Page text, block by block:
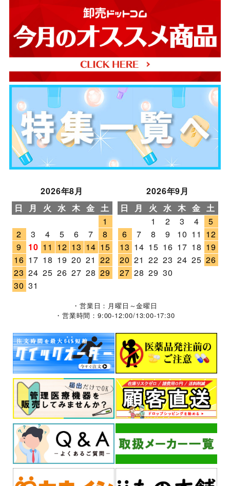
2026年8月
日
月 火 水 木 金 土
1
2
3 4 5 6 7
8
9
10 11 12 13 14 15
16 17 18 19 20 21 22
23 24 25 26 27 28 29
30 31
2026年9月
日
月 火 水 木 金 土
1
2 3 4
5
6
7 8 9 10 11 12
13 14 15 16 17 18 19
20 21 22 23 24 25 26
27 28 29 30
・営業日：月曜日～金曜日
・営業時間：9:00-12:00/13:00-17:30